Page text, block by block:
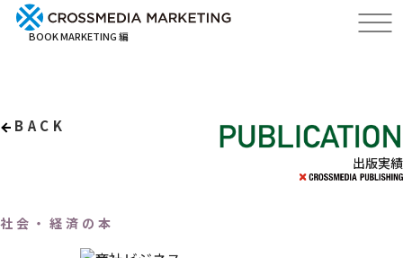
BOOK MARKETING 編
BACK
出版実績
社会・経済の本